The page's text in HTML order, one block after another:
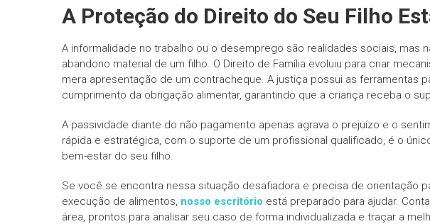
A Proteção do Direito do Seu Filho
A informalidade no trabalho ou o desemprego são realidades sociais, mas
abandono material de um filho. O Direito de Família evoluiu para criar
mera apresentação de um contracheque. A justiça possui as ferramentas
cumprimento da obrigação alimentar, garantindo que a criança receba o
A passividade diante do não pagamento apenas agrava o prejuízo e o
rápida e estratégica, com o suporte de um profissional qualificado, é o
bem-estar do seu filho.
Se você se encontra nessa situação desafiadora e precisa de orientação
execução de alimentos, nosso escritório está preparado para ajudar.
área, prontos para analisar seu caso de forma individualizada e traçar a